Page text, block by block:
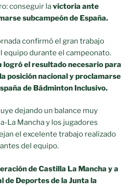
conseguir lavictoria ante
subcampeón de España.
confirmó el gran trabajo
equipo durante el campeonato.
logró el resultado necesario para
posición nacional y proclamarse
de Bádminton Inclusivo.
dejando un balance muy
La Mancha y los jugadores
el excelente trabajo realizado
del equipo.
de Castilla La Mancha y a
de Deportes de la Junta la